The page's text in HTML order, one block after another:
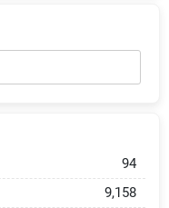
94
9,158